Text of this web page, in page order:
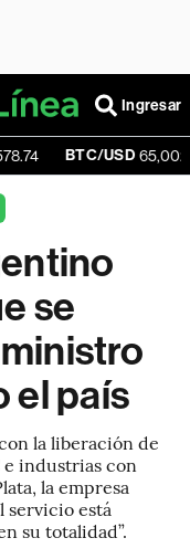
Ingresar
BTC/USD 65,002.33 -
se
el país
la liberación de
e industrias con
la empresa
está
su totalidad”.